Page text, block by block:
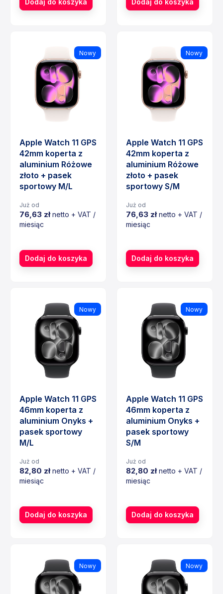
Dodaj do koszyka Dodaj do koszyka
Nowy
Apple Watch 11 GPS
42mm koperta z
aluminium Różowe
złoto + pasek
sportowy M/L
Już od
76,63 złnetto + VAT /
miesiąc
Dodaj do koszyka
Nowy
Apple Watch 11 GPS
42mm koperta z
aluminium Różowe
złoto + pasek
sportowy S/M
Już od
76,63 złnetto + VAT /
miesiąc
Dodaj do koszyka
Nowy
Apple Watch 11 GPS
46mm koperta z
aluminium Onyks +
pasek sportowy
M/L
Już od
82,80 złnetto + VAT /
miesiąc
Dodaj do koszyka
Nowy
Apple Watch 11 GPS
46mm koperta z
aluminium Onyks +
pasek sportowy
S/M
Już od
82,80 złnetto + VAT /
miesiąc
Dodaj do koszyka
Nowy Nowy